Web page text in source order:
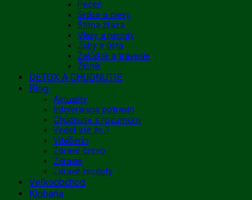
Pečeň
Srdce a cievy
Štítna žľaza
Vlasy a nechty
Zuby a ústa
Žalúdok a trávenie
Žlčník
DETOX A CHUDNUTIE
Blog
Aktuality
Intolerancia potravín
Chudnutie s rozumom
Vedeli ste že ?
VitaBerin
Zdravé črevo
Zdravie
Zdravé recepty
Veľkoobchod
Klobaňa